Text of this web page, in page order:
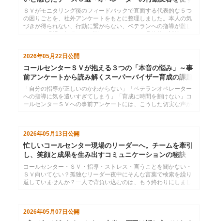
には
ＳＶがモニタリング後のフィードバックで直面する代表的な５つ
の困りごとを、社外アンケートをもとに整理しました。本人の気
づきが得られない、行動に繋がらない、ベテランへの指導が難し
2026年05月22日公開
コールセンターＳＶが抱える３つの「本音の悩み」～事
前アンケートから読み解くスーパーバイザー育成の課題
と解決策
「自分の指導が正しいのかわからない」「ベテランオペレーター
への指導に気を遣いすぎてしまう」「育成に時間を割けない」コ
ールセンターＳＶへの事前アンケートには、こうした切実な声が
で、ＳＶを育てる研修・マネジメント設計に役立つ具体的な視点
を提供します。
2026年05月13日 公開
忙しいコールセンター現場のリーダーへ。チームを牽引
し、笑顔と成果を生み出すコミュニケーションの秘訣
コールセンター・ＳＶ・指導・ストレス・言うことを聞かない・
ＳＶ向いてない？孤独なリーダー夜中にそんな言葉で検索を繰り
返していませんか？一人で背負い込むのは、もう終わりにしまし
2026年05月07日 公開